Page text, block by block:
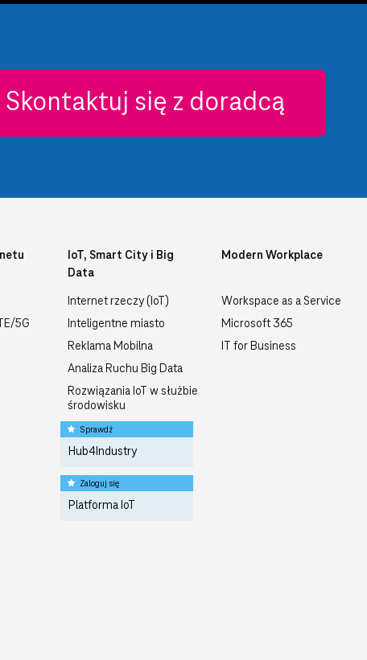
Skontaktuj się z doradcą
5G
IoT, Smart City i Big
Data
Internet rzeczy (IoT)
Inteligentne miasto
Reklama Mobilna
Analiza Ruchu Big Data
Rozwiązania IoT w służbie
środowisku
Sprawdź
Hub4Industry
Zaloguj się
Platforma IoT
Modern Workplace
Workspace as a Service
Microsoft 365
IT for Business